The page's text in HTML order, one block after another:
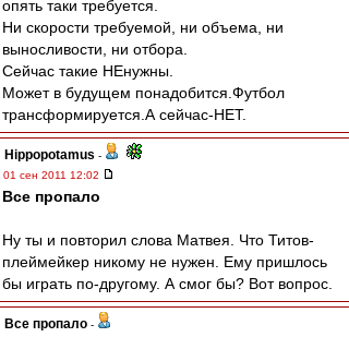
опять таки требуется.
Ни скорости требуемой, ни объема, ни
выносливости, ни отбора.
Сейчас такие НЕнужны.
Может в будущем понадобится.Футбол
трансформируется.А сейчас-НЕТ.
Hippopotamus -
01 сен 2011 12:02
Все пропало
Ну ты и повторил слова Матвея. Что Титов-
плеймейкер никому не нужен. Ему пришлось
бы играть по-другому. А смог бы? Вот вопрос.
Все пропало -